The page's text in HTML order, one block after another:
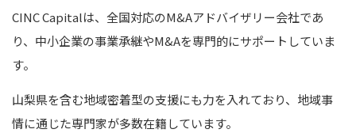
CINC Capitalは、全国対応のM&Aアドバイザリー会社であ
り、中小企業の事業承継やM&Aを専門的にサポートしていま
す。
山梨県を含む地域密着型の支援にも力を入れており、地域事
情に通じた専門家が多数在籍しています。